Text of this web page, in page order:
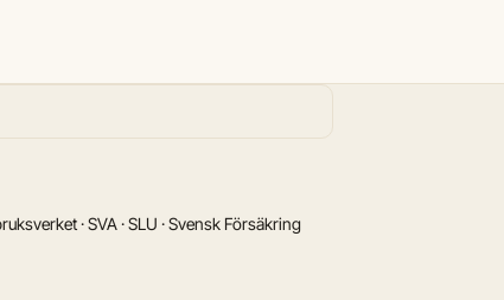
· SVA · SLU · Svensk Försäkring